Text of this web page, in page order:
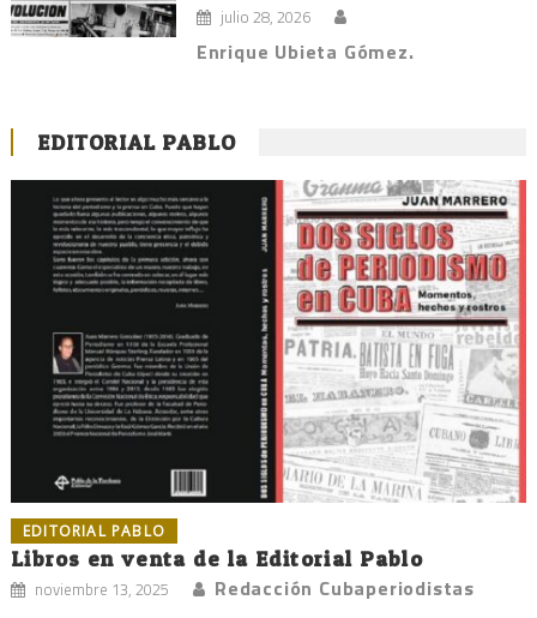
julio 28, 2026
Enrique Ubieta Gómez.
EDITORIAL PABLO
EDITORIAL PABLO
Libros en venta de la Editorial Pablo
noviembre 13, 2025 Redacción Cubaperiodistas